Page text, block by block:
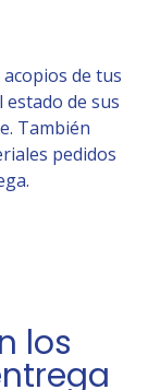
de tus
de sus
También
pedidos
los